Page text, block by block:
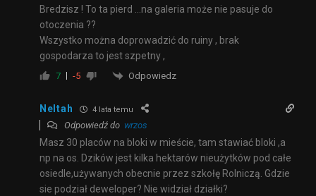
Bredzisz ! To ta pierd …na galeria może nie pasuje do
otoczenia ??
Wszystko można doprowadzić do ruiny , brak
gospodarza to jest szpetny ,
7 -5 Odpowiedz
Neltah 4 lata temu
Odpowiedź do wrzos
Masz 30 placów na bloki w mieście, tam stawiać bloki ,a
np na os. Dzików jest kilka hektarów nieużytków pod całe
osiedle,używanych obecnie przez szkołę Rolniczą. Gdzie
sie podział deweloper? Nie widział działki?